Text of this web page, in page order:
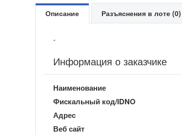
Описание Разъяснения в лоте (0)
-
Информация о заказчике
Наименование
Фискальный код/IDNO
Адрес
Веб сайт